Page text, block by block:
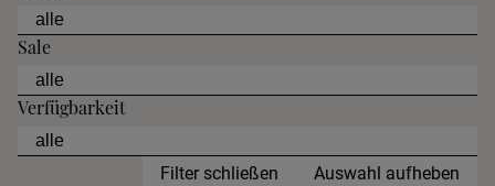
Sale
Verfügbarkeit
Filter schließen Auswahl aufheben